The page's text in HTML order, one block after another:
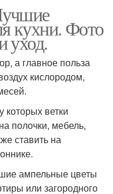
кухни. Фото
уход.
а главное польза
кислородом,
ветки
полочки, мебель,
ставить на
ампельные цветы
или загородного